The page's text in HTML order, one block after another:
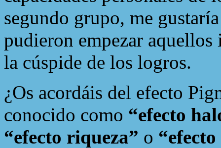
segundo grupo, me
pudieron empezar
la cúspide de los logros.
¿Os acordáis del efecto
conocido como “efecto
“efecto riqueza” o